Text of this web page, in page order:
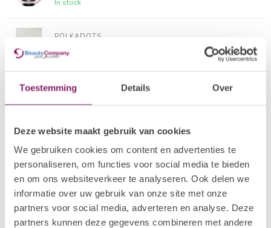
Toestemming Details Over
Deze website maakt gebruik van cookies
We gebruiken cookies om content en advertenties te
personaliseren, om functies voor social media te bieden
en om ons websiteverkeer te analyseren. Ook delen we
informatie over uw gebruik van onze site met onze
partners voor social media, adverteren en analyse. Deze
partners kunnen deze gegevens combineren met andere
POLKADOTS
In stock
€24,19
I.AM NAIL SYSTEMS
Brush Builder - Soft Blush
POLKADOTS
26 BIAP Cherry
In stock
€24,19
POLKADOTS
16 BIAP Safou €24,19